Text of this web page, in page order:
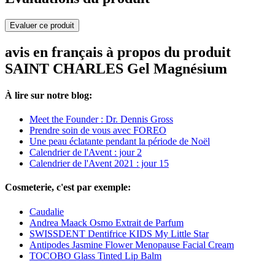
Evaluer ce produit
avis en français à propos du produit
SAINT CHARLES Gel Magnésium
À lire sur notre blog:
Meet the Founder : Dr. Dennis Gross
Prendre soin de vous avec FOREO
Une peau éclatante pendant la période de Noël
Calendrier de l'Avent : jour 2
Calendrier de l'Avent 2021 : jour 15
Cosmeterie, c'est par exemple:
Caudalie
Andrea Maack Osmo Extrait de Parfum
SWISSDENT Dentifrice KIDS My Little Star
Antipodes Jasmine Flower Menopause Facial Cream
TOCOBO Glass Tinted Lip Balm